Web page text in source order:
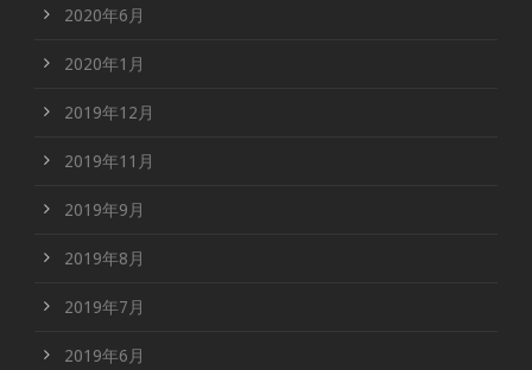
2020年6月
2020年1月
2019年12月
2019年11月
2019年9月
2019年8月
2019年7月
2019年6月